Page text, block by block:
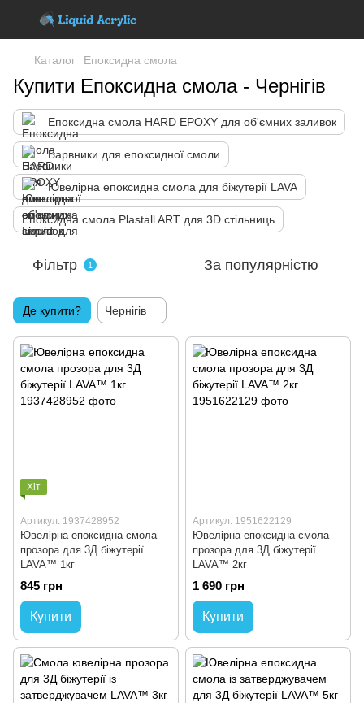
Каталог Епоксидна смола
Купити Епоксидна смола - Чернігів
Епоксидна смола HARD EPOXY для об'ємних заливок
Барвники для епоксидної смоли
Ювелірна епоксидна смола для біжутерії LAVA
Епоксидна смола Plastall ART для 3D стільниць
Фільтр 1 За популярністю
Де купити? Чернігів
Хіт
Артикул: 1937428952
Ювелірна епоксидна смола
прозора для 3Д біжутерії
LAVA™ 1кг
845 грн
Купити
Артикул: 1951622129
Ювелірна епоксидна смола
прозора для 3Д біжутерії
LAVA™ 2кг
1 690 грн
Купити